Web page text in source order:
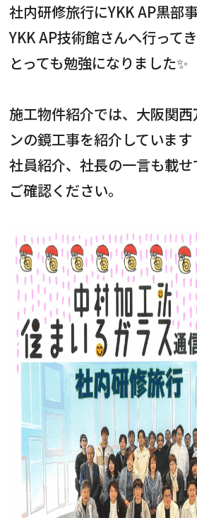
会社概要
お知らせ・社内報
採用情報
社内研修旅行にYKK AP黒部
YKK AP技術館さんへ行って
とっても勉強になりました✨
施工物件紹介では、大阪関
ンの鏡工事を紹介しています
社員紹介、社長の一言も載
ご確認ください。